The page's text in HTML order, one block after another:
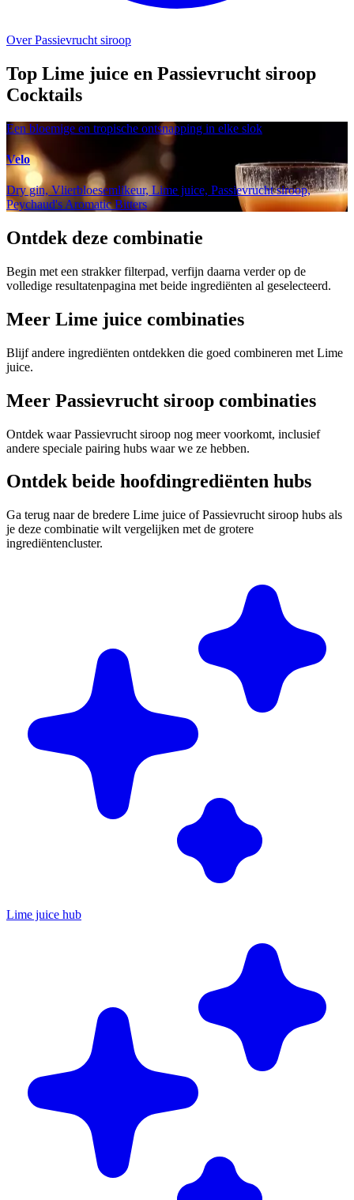
Over Passievrucht siroop
Top Lime juice en Passievrucht siroop
Cocktails
Een bloemige en tropische ontsnapping in elke slok
Velo
Dry gin, Vlierbloesemlikeur, Lime juice, Passievrucht siroop,
Peychaud's Aromatic Bitters
Ontdek deze combinatie
Begin met een strakker filterpad, verfijn daarna verder op de
volledige resultatenpagina met beide ingrediënten al geselecteerd.
Meer Lime juice combinaties
Blijf andere ingrediënten ontdekken die goed combineren met Lime
juice.
Meer Passievrucht siroop combinaties
Ontdek waar Passievrucht siroop nog meer voorkomt, inclusief
andere speciale pairing hubs waar we ze hebben.
Ontdek beide hoofdingrediënten hubs
Ga terug naar de bredere Lime juice of Passievrucht siroop hubs als
je deze combinatie wilt vergelijken met de grotere
ingrediëntencluster.
Lime juice hub